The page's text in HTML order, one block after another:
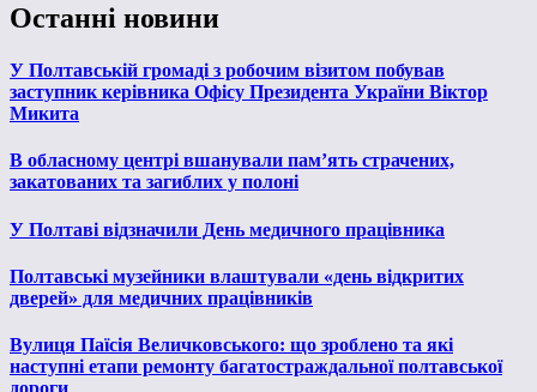
Останні новини
У Полтавській громаді з робочим візитом побував
заступник керівника Офісу Президента України Віктор
Микита
В обласному центрі вшанували пам’ять страчених,
закатованих та загиблих у полоні
У Полтаві відзначили День медичного працівника
Полтавські музейники влаштували «день відкритих
дверей» для медичних працівників
Вулиця Паїсія Величковського: що зроблено та які
наступні етапи ремонту багатостраждальної полтавської